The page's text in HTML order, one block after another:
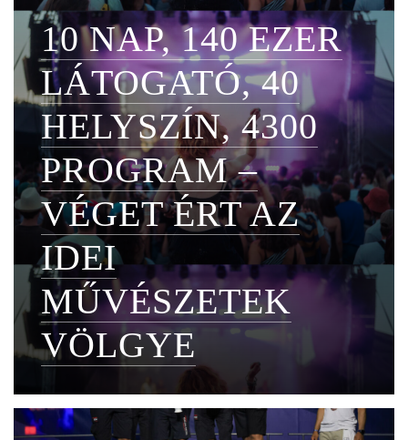
10 NAP, 140 EZER
LÁTOGATÓ, 40
HELYSZÍN, 4300
PROGRAM –
VÉGET ÉRT AZ
IDEI
MŰVÉSZETEK
VÖLGYE